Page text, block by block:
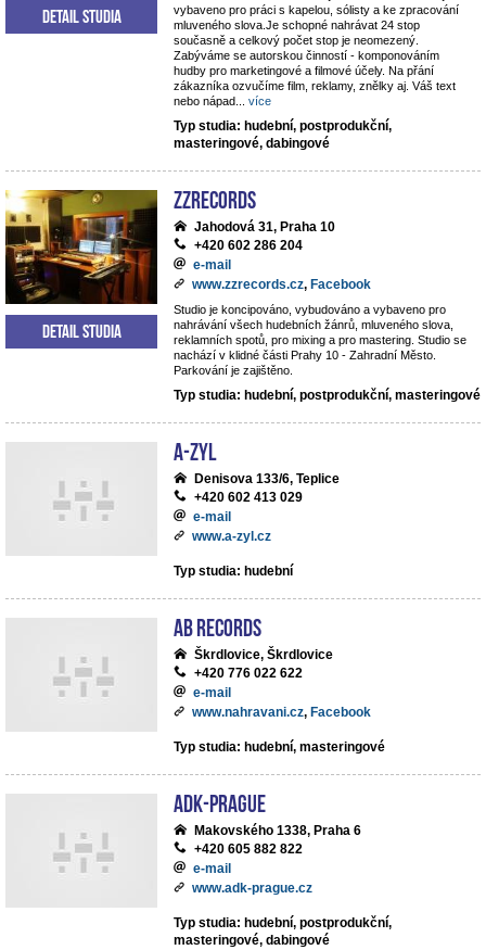
vybaveno pro práci s kapelou, sólisty a ke zpracování
mluveného slova.Je schopné nahrávat 24 stop
současně a celkový počet stop je neomezený.
Zabýváme se autorskou činností - komponováním
hudby pro marketingové a filmové účely. Na přání
zákazníka ozvučíme film, reklamy, znělky aj. Váš text
nebo nápad
více
Typ studia: hudební, postprodukční,
masteringové, dabingové
Detail studia
ZZrecords
Jahodová 31, Praha 10
+420 602 286 204
e-mail
www.zzrecords.cz, Facebook
Studio je koncipováno, vybudováno a vybaveno pro
nahrávání všech hudebních žánrů, mluveného slova,
reklamních spotů, pro mixing a pro mastering. Studio se
nachází v klidné části Prahy 10 - Zahradní Město.
Parkování je zajištěno.
Typ studia: hudební, postprodukční, masteringové
Detail studia
A-ZYL
Denisova 133/6, Teplice
+420 602 413 029
e-mail
www.a-zyl.cz
Typ studia: hudební
AB records
Škrdlovice, Škrdlovice
+420 776 022 622
e-mail
www.nahravani.cz, Facebook
Typ studia: hudební, masteringové
ADK-Prague
Makovského 1338, Praha 6
+420 605 882 822
e-mail
www.adk-prague.cz
Typ studia: hudební, postprodukční,
masteringové, dabingové